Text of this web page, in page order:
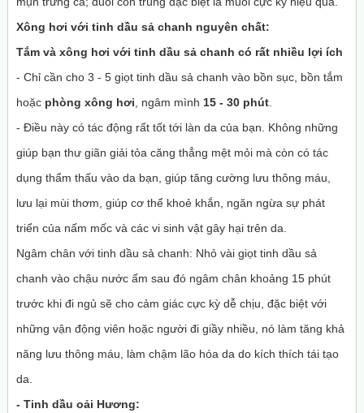
Xông hơi với tinh dầu sả chanh nguyên chất:
Tắm và xông hơi với tinh dầu sả chanh có rất nhiều lợi ích
- Chỉ cần cho 3 - 5 giọt tinh dầu sả chanh vào bồn sục, bồn tắm
hoặc phòng xông hơi , ngâm mình 15 - 30 phút.
- Điều này có tác động rất tốt tới làn da của bạn. Không những
giúp bạn thư giãn giải tỏa căng thẳng mệt mỏi mà còn có tác
dụng thẩm thấu vào da bạn, giúp tăng cường lưu thông máu,
lưu lại mùi thơm, giúp cơ thể khoẻ khắn, ngăn ngừa sự phát
triển của nấm mốc và các vi sinh vật gây hại trên da.
Ngâm chân với tinh dầu sả chanh: Nhỏ vài giọt tinh dầu sả
chanh vào chậu nước ấm sau đó ngâm chân khoảng 15 phút
trước khi đi ngủ sẽ cho cảm giác cực kỳ dễ chịu, đặc biệt với
những vận động viên hoặc người đi giầy nhiều, nó làm tăng khả
năng lưu thông máu, làm chậm lão hóa da do kích thích tái tạo
da.
- Tinh dầu oải Hương: